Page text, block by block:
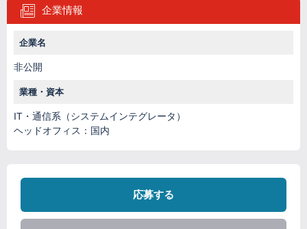
企業情報
企業名
非公開
業種・資本
IT・通信系（システムインテグレータ）
ヘッドオフィス：国内
応募する